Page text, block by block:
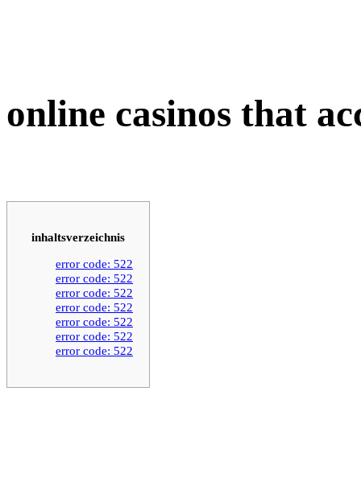
online casinos that
inhaltsverzeichnis
error code: 522
error code: 522
error code: 522
error code: 522
error code: 522
error code: 522
error code: 522